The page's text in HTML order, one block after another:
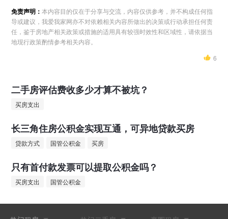
免责声明：本内容目的仅在于分享与交流，内容仅供参考，并不构成任何指
导或建议，我爱我家网亦不对依赖相关内容所做出的决策或行动承担任何责
任，鉴于房地产相关政策或措施的适用具有较强时效性和区域性，请依据当
地现行政策酌情参考相关内容。
6
二手房评估费收多少才算不被坑？
买房支出
长三角住房公积金实现互通，可异地贷款买房
贷款方式 国管公积金 买房
只有首付款发票可以提取公积金吗？
买房支出 国管公积金